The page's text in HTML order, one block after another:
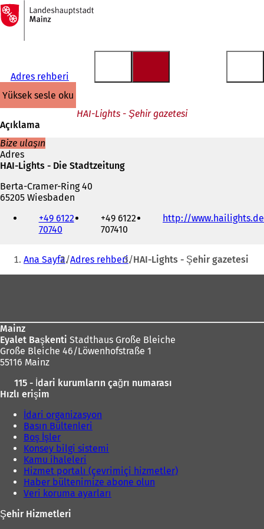
İçeriğe atla
Ana
sayfaya
Adres rehberi
yüksek sesle oku
HAI-Lights - Şehir gazetesi
Açıklama
Bize ulaşın
Adres
HAI-Lights - Die Stadtzeitung
Berta-Cramer-Ring 40
65205 Wiesbaden
faks
posta
adresi
+49 6122
70740
+49 6122
707410
http://www.hailights.de
Buradasınız:
Ana Sayfa Adres rehberi HAI-Lights - Şehir gazetesi
Mainz
Eyalet Başkenti Stadthaus Große Bleiche
Große Bleiche 46/Löwenhofstraße 1
55116 Mainz
115 - İdari kurumların çağrı numarası
Hızlı erişim
İdari organizasyon
Basın Bültenleri
Boş İşler
Konsey bilgi sistemi
Kamu ihaleleri
Hizmet portalı (çevrimiçi hizmetler)
Haber bültenimize abone olun
Veri koruma ayarları
Şehir Hizmetleri